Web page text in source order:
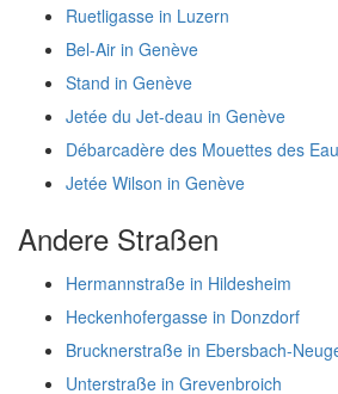
Ruetligasse in Luzern
Bel-Air in Genève
Stand in Genève
Jetée du Jet-deau in Genève
Débarcadère des Mouettes des
Jetée Wilson in Genève
Andere Straßen
Hermannstraße in Hildesheim
Heckenhofergasse in Donzdorf
Brucknerstraße in Ebersbach-
Unterstraße in Grevenbroich